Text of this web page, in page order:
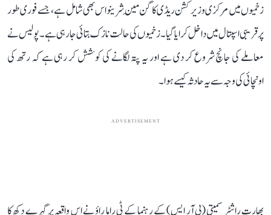
زخمیوں میں مرکزی وزیر کشن ریڈی کا گن مَین شرینواس بھی شامل ہے، جسے فوری طور
پر قریبی اسپتال میں داخل کرایا گیا۔ زخمیوں کی حالت نازک بتائی جا رہی ہے۔ پولیس نے
معاملے کی جانچ شروع کر دی ہے اور یہ پتہ لگانے کی کوشش کر رہی ہے کہ رتھ کی
اونچائی کی وجہ سے یہ حادثہ کیسے ہوا۔
ADVERTISEMENT
بھارت راشٹر سمیتی (بی آر ایس) کے رہنما کے ٹی راما راؤ نے اس واقعہ پر گہرے دکھ کا